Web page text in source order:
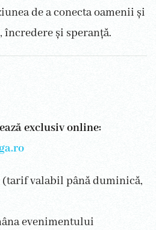
de a conecta oamenii și
încredere și speranță.
exclusiv online:
(tarif valabil până duminică,
evenimentului